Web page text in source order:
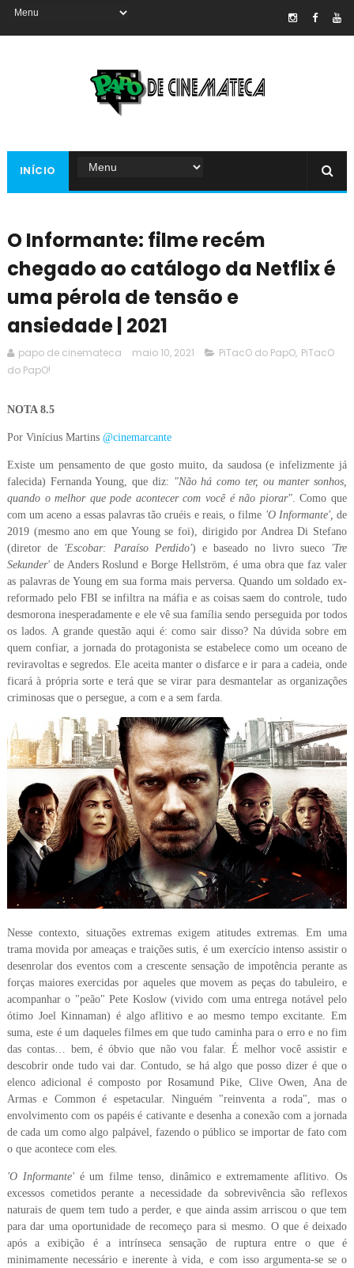
INÍCIO
O Informante: filme recém
chegado ao catálogo da Netflix é
uma pérola de tensão e
ansiedade | 2021
papo de cinemateca maio 10, 2021 PiTacO do PapO, PiTacO
do PapO!
NOTA 8.5
Por Vinícius Martins @cinemarcante
Existe um pensamento de que gosto muito, da saudosa (e infelizmente já
falecida) Fernanda Young, que diz: "Não há como ter, ou manter sonhos,
quando o melhor que pode acontecer com você é não piorar". Como que
com um aceno a essas palavras tão cruéis e reais, o filme 'O Informante', de
2019 (mesmo ano em que Young se foi), dirigido por Andrea Di Stefano
(diretor de 'Escobar: Paraíso Perdido') e baseado no livro sueco 'Tre
Sekunder' de Anders Roslund e Borge Hellström, é uma obra que faz valer
as palavras de Young em sua forma mais perversa. Quando um soldado ex-
reformado pelo FBI se infiltra na máfia e as coisas saem do controle, tudo
desmorona inesperadamente e ele vê sua família sendo perseguida por todos
os lados. A grande questão aqui é: como sair disso? Na dúvida sobre em
quem confiar, a jornada do protagonista se estabelece como um oceano de
reviravoltas e segredos. Ele aceita manter o disfarce e ir para a cadeia, onde
ficará à própria sorte e terá que se virar para desmantelar as organizações
criminosas que o persegue, a com e a sem farda.
Nesse contexto, situações extremas exigem atitudes extremas. Em uma
trama movida por ameaças e traições sutis, é um exercício intenso assistir o
desenrolar dos eventos com a crescente sensação de impotência perante as
forças maiores exercidas por aqueles que movem as peças do tabuleiro, e
acompanhar o "peão" Pete Koslow (vivido com uma entrega notável pelo
ótimo Joel Kinnaman) é algo aflitivo e ao mesmo tempo excitante. Em
suma, este é um daqueles filmes em que tudo caminha para o erro e no fim
das contas… bem, é óbvio que não vou falar. É melhor você assistir e
descobrir onde tudo vai dar. Contudo, se há algo que posso dizer é que o
elenco adicional é composto por Rosamund Pike, Clive Owen, Ana de
Armas e Common é espetacular. Ninguém "reinventa a roda", mas o
envolvimento com os papéis é cativante e desenha a conexão com a jornada
de cada um como algo palpável, fazendo o público se importar de fato com
o que acontece com eles.
'O Informante'é um filme tenso, dinâmico e extremamente aflitivo. Os
excessos cometidos perante a necessidade da sobrevivência são reflexos
naturais de quem tem tudo a perder, e que ainda assim arriscou o que tem
para dar uma oportunidade de recomeço para si mesmo. O que é deixado
após a exibição é a intrínseca sensação de ruptura entre o que é
minimamente necessário e inerente à vida, e com isso argumenta-se se o